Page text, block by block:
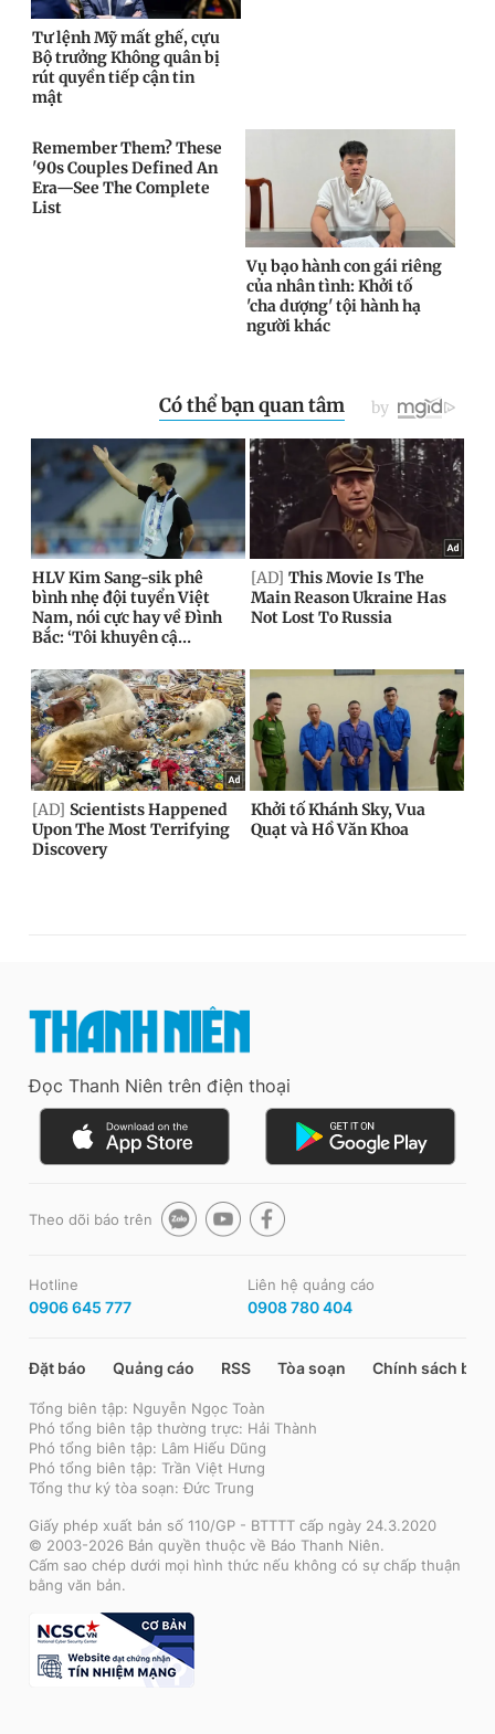
Đọc Thanh Niên trên điện thoại
Theo dõi báo trên
Hotline
0906 645 777
Liên hệ quảng cáo
0908 780 404
Đặt báo Quảng cáo RSS Tòa soạn Chính sách bảo
Tổng biên tập: Nguyễn Ngọc Toàn
Phó tổng biên tập thường trực: Hải Thành
Phó tổng biên tập: Lâm Hiếu Dũng
Phó tổng biên tập: Trần Việt Hưng
Tổng thư ký tòa soạn: Đức Trung
Giấy phép xuất bản số 110/GP - BTTTT cấp ngày 24.3.2020
© 2003-2026 Bản quyền thuộc về Báo Thanh Niên.
Cấm sao chép dưới mọi hình thức nếu không có sự chấp thuận
bằng văn bản.